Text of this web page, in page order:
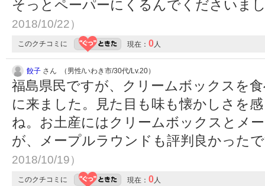
そっとペーパーにくるんでくださいま
2018/10/22）
このクチコミに 現在： 0人
餃子 さん （男性/いわき市/30代/Lv.20）
福島県民ですが、クリームボックスを
に来ました。見た目も味も懐かしさを
ね。お土産にはクリームボックスとメ
が、メープルラウンドも評判良かった
2018/10/19）
このクチコミに 現在： 0人